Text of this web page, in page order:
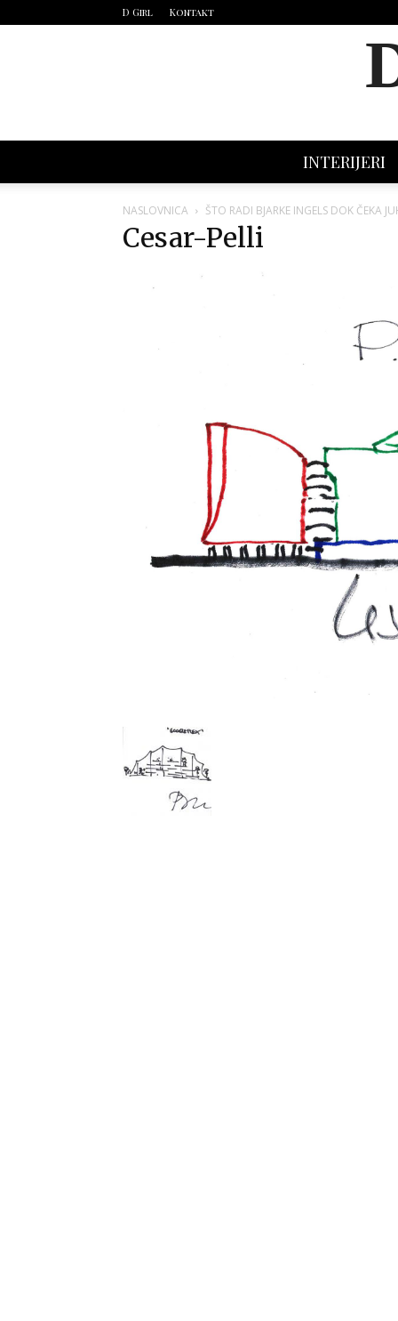
D Girl Kontakt
INTERIJERI
NASLOVNICA ŠTO RADI BJARKE INGELS DOK ČEKA
Cesar-Pelli